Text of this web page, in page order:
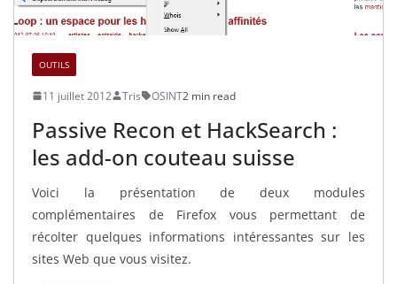
OUTILS
11 juillet 2012 Tris OSINT2 min read
Passive Recon et HackSearch :
les add-on couteau suisse
Voici la présentation de deux modules
complémentaires de Firefox vous permettant de
récolter quelques informations intéressantes sur les
sites Web que vous visitez.